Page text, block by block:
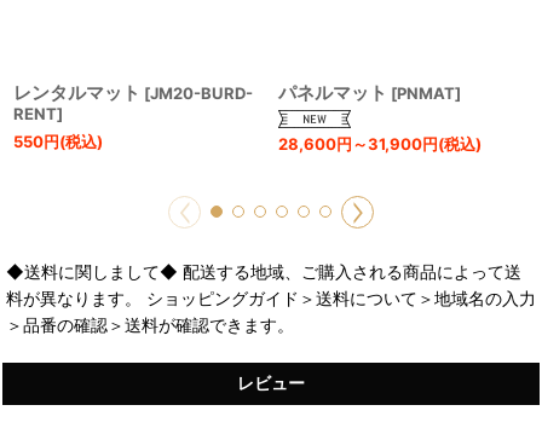
レンタルマット [JM20-BURD-
RENT]
550円(税込)
パネルマット [PNMAT]
28,600円～31,900円(税込)
◆送料に関しまして◆ 配送する地域、ご購入される商品によって送
料が異なります。 ショッピングガイド＞送料について＞地域名の入力
＞品番の確認＞送料が確認できます。
レビュー